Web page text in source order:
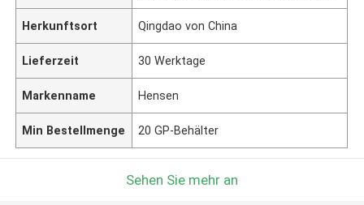
Herkunftsort Qingdao von China
Lieferzeit 30 Werktage
Markenname Hensen
Min Bestellmenge 20 GP-Behälter
Sehen Sie mehr an